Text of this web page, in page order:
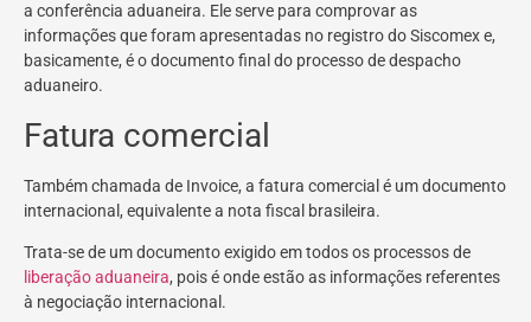
a conferência aduaneira. Ele serve para comprovar as
informações que foram apresentadas no registro do Siscomex e,
basicamente, é o documento final do processo de despacho
aduaneiro.
Fatura comercial
Também chamada de Invoice, a fatura comercial é um documento
internacional, equivalente a nota fiscal brasileira.
Trata-se de um documento exigido em todos os processos de
liberação aduaneira, pois é onde estão as informações referentes
à negociação internacional.